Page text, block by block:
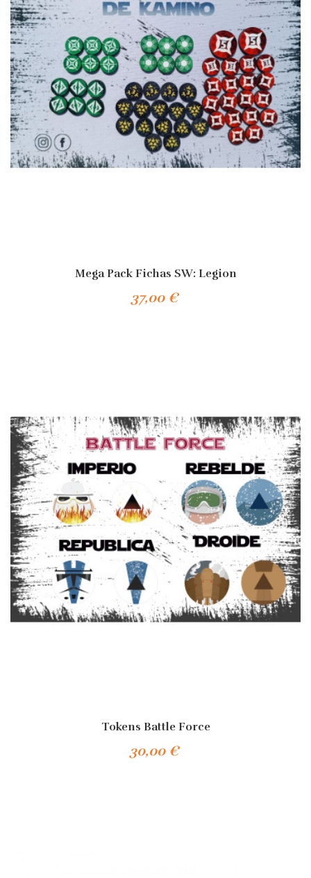
Mega Pack Fichas SW: Legion
37,00 €
Tokens Battle Force
30,00 €